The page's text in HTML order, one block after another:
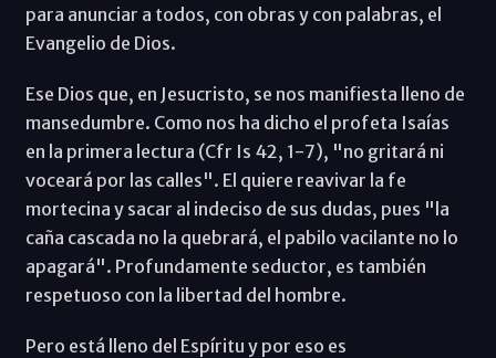
para anunciar a todos, con obras y con palabras, el
Evangelio de Dios.
Ese Dios que, en Jesucristo, se nos manifiesta lleno de
mansedumbre. Como nos ha dicho el profeta Isaías
en la primera lectura (Cfr Is 42, 1-7), "no gritará ni
voceará por las calles". El quiere reavivar la fe
mortecina y sacar al indeciso de sus dudas, pues "la
caña cascada no la quebrará, el pabilo vacilante no lo
apagará". Profundamente seductor, es también
respetuoso con la libertad del hombre.
Pero está lleno del Espíritu y por eso es